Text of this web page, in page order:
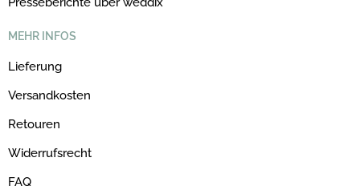
MEHR INFOS
Lieferung
Versandkosten
Retouren
Widerrufsrecht
FAQ